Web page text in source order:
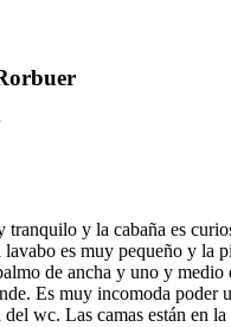
tranquilo y la cabaña es
es muy pequeño y la
de ancha y uno y medio
Es muy incomoda poder
del wc. Las camas están en